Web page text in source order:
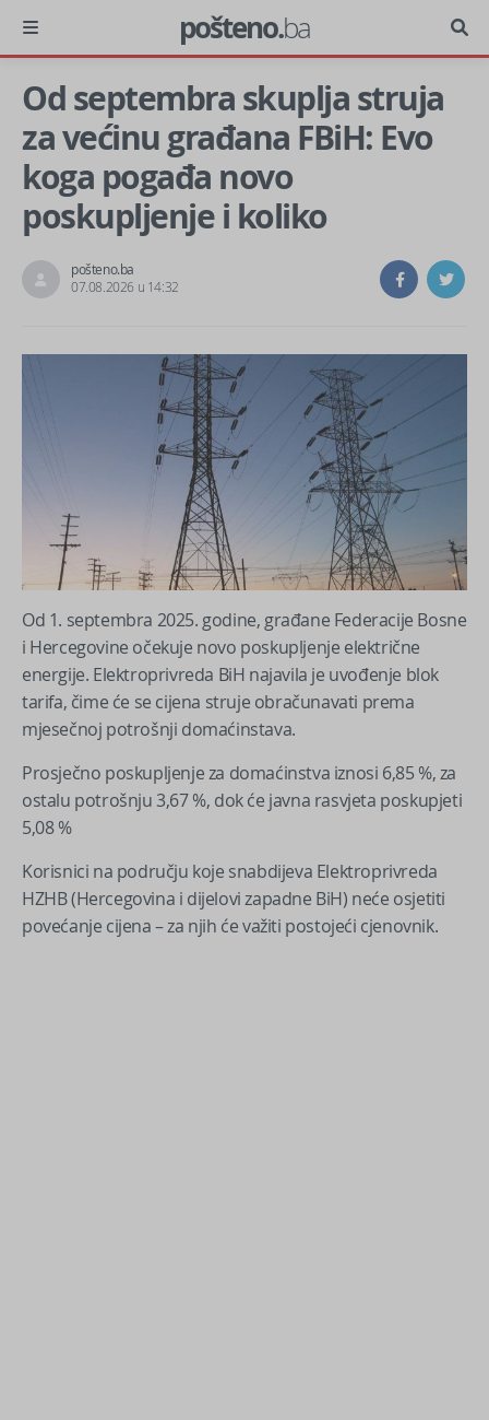
pošteno.ba
Od septembra skuplja struja
za većinu građana FBiH: Evo
koga pogađa novo
poskupljenje i koliko
pošteno.ba
07.08.2026 u 14:32
Od 1. septembra 2025. godine, građane Federacije Bosne
i Hercegovine očekuje novo poskupljenje električne
energije. Elektroprivreda BiH najavila je uvođenje blok
tarifa, čime će se cijena struje obračunavati prema
mjesečnoj potrošnji domaćinstava.
Prosječno poskupljenje za domaćinstva iznosi 6,85 %, za
ostalu potrošnju 3,67 %, dok će javna rasvjeta poskupjeti
5,08 %
Korisnici na području koje snabdijeva Elektroprivreda
HZHB (Hercegovina i dijelovi zapadne BiH) neće osjetiti
povećanje cijena – za njih će važiti postojeći cjenovnik.